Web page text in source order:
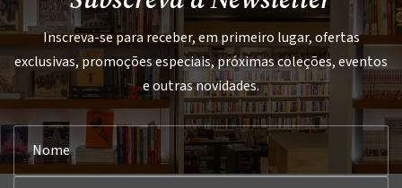
Inscreva-se para receber, em primeiro lugar, ofertas
exclusivas, promoções especiais, próximas coleções, eventos
e outras novidades.